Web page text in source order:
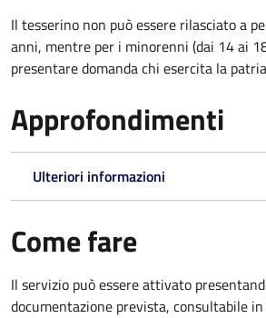
Il tesserino non può essere rilasciato a
anni, mentre per i minorenni (dai 14 ai
presentare domanda chi esercita la
Approfondimenti
Ulteriori informazioni
Come fare
Il servizio può essere attivato
documentazione prevista, consultabile in